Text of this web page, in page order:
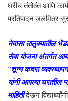
घरीच तंतोतंत आणि
प्रतिपादन जलमित्र
नेवासा तालुक्यातील
सेवा योजना अंतर्गत
“शून्य कचरा
यांनी आपल्या घरातील
माहिती देऊन